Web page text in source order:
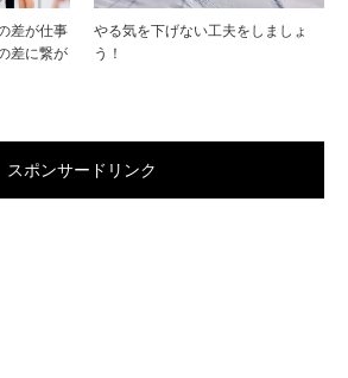
差が仕事
差に繋が
やる気を下げない工夫をしましょ
う！
スポンサードリンク